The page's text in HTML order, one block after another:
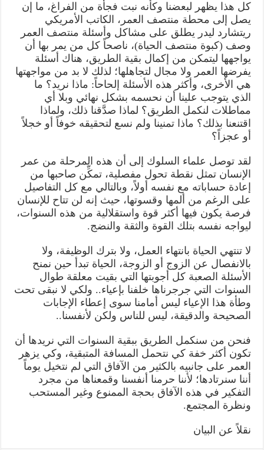
كل هذا يظهر لبعضنا وكأنه نبت فجأة من الفراغ، ما إن
يصل إلى محطة منتصف العمر، الكاتب الأمريكي
ريتشارد ليدر يطلق على مشاكل وأسئلة منتصف العمر
وصف (كبوة منتصف الحياة)، ناصحاً كل من يمر بها أن
يواجهها ليتمكن من إكمال بقية الطريق، هناك أسئلة
يفرضها العمر ولا مجال لتجاهلها؛ لذلك لا بد من مواجهتها
هي الأخرى، وأكثر هذه الأسئلة إلحاحاً: ماذا نريد؟ ما
الذي يتوجب علينا أن نحسمه بشكل نهائي وبلا أي
مماطلات لنكمل الطريق؟ لماذا صدَّقنا ذلك، ولماذا
اقتنعنا بذلك؟ ماذا تمنينا ولم نسع لتحقيقه خوفاً أو خجلاً
أو عجزاً؟
لقد توصل علماء السلوك إلى أن هذه المرحلة من عمر
الإنسان تمثل نقطة تحول مفصلية، تمكِّن صاحبها من
إعادة حساباته مع نفسه أولاً، وبالتالي مع كل التفاصيل
على الرغم من ألمها وقسوتها، حيث إنه لن تتاح للإنسان
فرصة يكون فيها أكثر قوة واستقلالية من هذه السنوات،
ليواجه نفسه بتلك القوة والثقة والنضج.
لا تنتهي الحياة بانتهاء العمل، ولا بترك الوظيفة، ولا
بالانفصال عن الزوج أو الزوجة، الحياة تبدأ حين نمنح
الأسئلة الصعبة كل أجوبتها التي بقيت معلقة طوال
السنوات التي جرجرناها خلفنا بإعياء.. ولكي لا نبقى تحت
وطأة هذا الإعياء ليس أمامنا سوى إعطاء الإجابات
الصحيحة والدقيقة، ليس للناس ولكن لأنفسنا..
فنحن من سنكمل الطريق ببقية السنوات التي نريدها أن
تكون أكثر خفة كي نتحمل المسافة المتبقية، وكي يزهر
العمر على جانبيه بالكثير من الآفاق التي لم نتخيل يوماً
أننا سنرتادها؛ لأننا حرمنا أنفسنا وقمعناها من مجرد
التفكير في هذه الآفاق بحجة الممنوع وغير المستحب
ونظرة المجتمع.
نقلاً عن البيان